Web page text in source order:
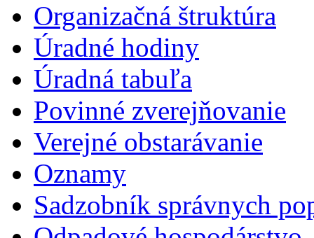
Organizačná štruktúra
Úradné hodiny
Úradná tabuľa
Povinné zverejňovanie
Verejné obstarávanie
Oznamy
Sadzobník správnych